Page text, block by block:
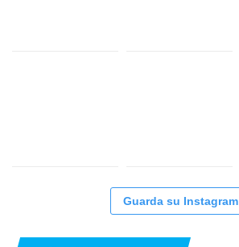
Guarda su Instagram